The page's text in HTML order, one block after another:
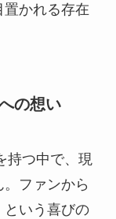
かれる存在
の想い
持つ中で、現
ファンから
という喜びの